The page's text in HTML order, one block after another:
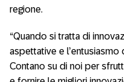
regione.
“Quando si tratta di
aspettative e
Contano su di noi per